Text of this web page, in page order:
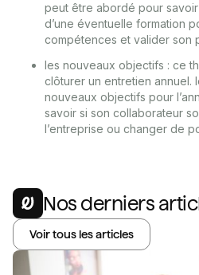
peut être abordé pour
d’une éventuelle formation
compétences et valider son
les nouveaux objectifs : ce
clôturer un entretien annuel.
nouveaux objectifs pour
savoir si son collaborateur
l’entreprise ou changer de
Nos derniers
Voir tous les articles